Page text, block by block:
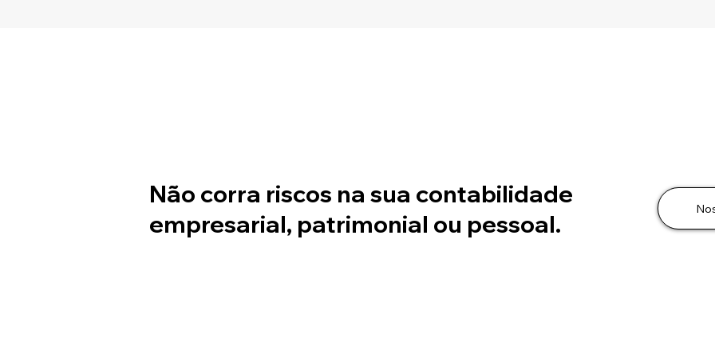
Não corra riscos na sua contabilidade
empresarial, patrimonial ou pessoal.